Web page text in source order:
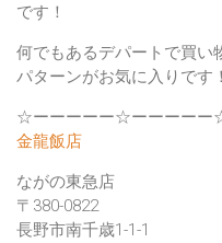
です！
何でもあるデパートで買い
パターンがお気に入りです！
☆ーーーーー☆ーーーーー
金龍飯店
ながの東急店
〒380-0822
長野市南千歳1-1-1